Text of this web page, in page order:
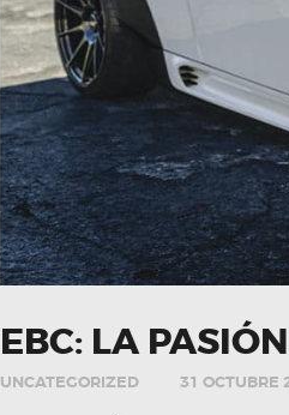
EBC: LA
UNCATEGORIZED 31 OCTUBRE